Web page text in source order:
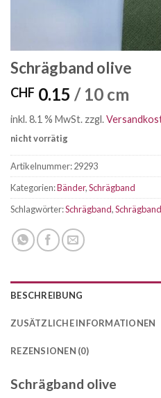
Schrägband olive
CHF 0.15 / 10 cm
inkl. 8.1 % MwSt. zzgl.
nicht vorrätig
Artikelnummer:29293
Kategorien:Bänder,Schrägband
Schlagwörter:Schrägband,
BESCHREIBUNG
ZUSÄTZLICHE INFORMATIONEN
REZENSIONEN (0)
Schrägband olive